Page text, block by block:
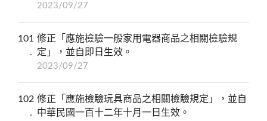
2023/09/27
101 修正「應施檢驗一般家用電器商品之相關檢驗規
定」，並自即日生效。
2023/09/27
102 修正「應施檢驗玩具商品之相關檢驗規定」，並自
中華民國一百十二年十月一日生效。